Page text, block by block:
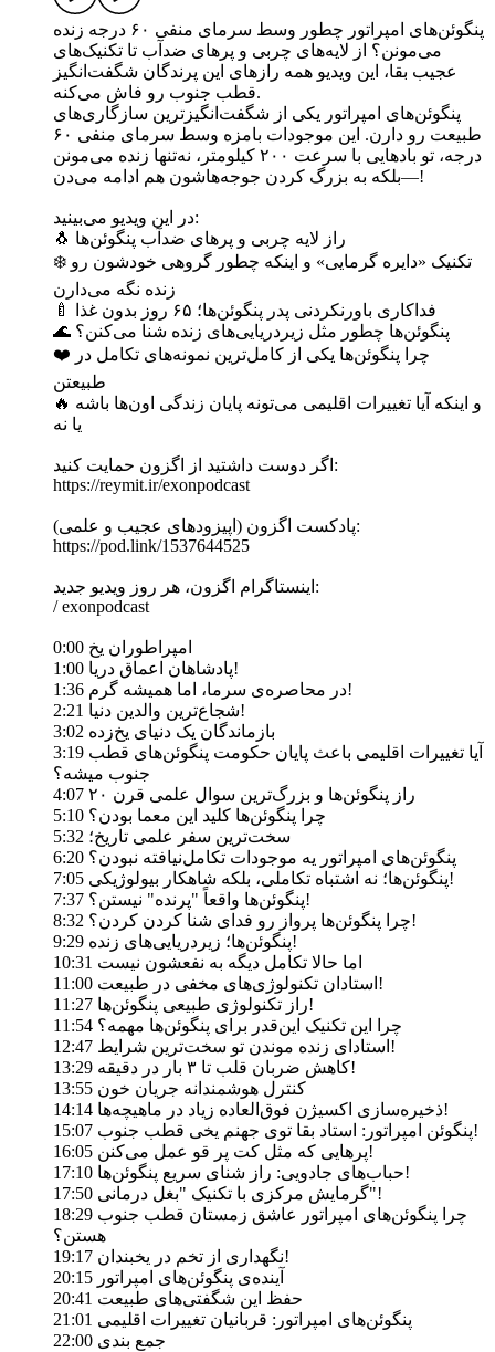
پنگوئن‌های امپراتور چطور وسط سرمای منفی ۶۰ درجه زنده
می‌مونن؟ از لایه‌های چربی و پرهای ضدآب تا تکنیک‌های
عجیب بقا، این ویدیو همه رازهای این پرندگان شگفت‌انگیز
قطب جنوب رو فاش می‌کنه.
پنگوئن‌های امپراتور یکی از شگفت‌انگیزترین سازگاری‌های
طبیعت رو دارن. این موجودات بامزه وسط سرمای منفی ۶۰
درجه، تو بادهایی با سرعت ۲۰۰ کیلومتر، نه‌تنها زنده می‌مونن
—بلکه به بزرگ کردن جوجه‌هاشون هم ادامه می‌دن!
در این ویدیو می‌بینید:
🐧 راز لایه چربی و پرهای ضدآب پنگوئن‌ها
❄️ تکنیک «دایره گرمایی» و اینکه چطور گروهی خودشون رو
زنده نگه می‌دارن
🍼 فداکاری باورنکردنی پدر پنگوئن‌ها؛ ۶۵ روز بدون غذا
🌊 پنگوئن‌ها چطور مثل زیردریایی‌های زنده شنا می‌کنن؟
❤️ چرا پنگوئن‌ها یکی از کامل‌ترین نمونه‌های تکامل در
طبیعتن
🔥 و اینکه آیا تغییرات اقلیمی می‌تونه پایان زندگی اون‌ها باشه
یا نه
اگر دوست داشتید از اگزون حمایت کنید:
https://reymit.ir/exonpodcast
پادکست اگزون (اپیزودهای عجیب و علمی):
https://pod.link/1537644525
اینستاگرام اگزون، هر روز ویدیو جدید:
/ exonpodcast
0:00 امپراطوران یخ
1:00 پادشاهان اعماق دریا!
1:36 در محاصره‌ی سرما، اما همیشه گرم!
2:21 شجاع‌ترین والدین دنیا!
3:02 بازماندگان یک دنیای یخ‌زده
3:19 آیا تغییرات اقلیمی باعث پایان حکومت پنگوئن‌های قطب
جنوب میشه؟
4:07 راز پنگوئن‌ها و بزرگ‌ترین سوال علمی قرن ۲۰
5:10 چرا پنگوئن‌ها کلید این معما بودن؟
5:32 سخت‌ترین سفر علمی تاریخ؛
6:20 پنگوئن‌های امپراتور یه موجودات تکامل‌نیافته نبودن؟
7:05 پنگوئن‌ها؛ نه اشتباه تکاملی، بلکه شاهکار بیولوژیکی!
7:37 پنگوئن‌ها واقعاً "پرنده" نیستن؟!
8:32 چرا پنگوئن‌ها پرواز رو فدای شنا کردن کردن؟!
9:29 پنگوئن‌ها؛ زیردریایی‌های زنده!
10:31 اما حالا تکامل دیگه به نفعشون نیست
11:00 استادان تکنولوژی‌های مخفی در طبیعت!
11:27 راز تکنولوژی طبیعی پنگوئن‌ها!
11:54 چرا این تکنیک این‌قدر برای پنگوئن‌ها مهمه؟
12:47 استادای زنده موندن تو سخت‌ترین شرایط!
13:29 کاهش ضربان قلب تا ۳ بار در دقیقه!
13:55 کنترل هوشمندانه جریان خون
14:14 ذخیره‌سازی اکسیژن فوق‌العاده زیاد در ماهیچه‌ها!
15:07 پنگوئن امپراتور: استاد بقا توی جهنم یخی قطب جنوب!
16:05 پرهایی که مثل کت پر قو عمل می‌کنن!
17:10 حباب‌های جادویی: راز شنای سریع پنگوئن‌ها!
17:50 گرمایش مرکزی با تکنیک "بغل درمانی"!
18:29 چرا پنگوئن‌های امپراتور عاشق زمستان قطب جنوب
هستن؟
19:17 نگهداری از تخم در یخبندان!
20:15 آینده‌ی پنگوئن‌های امپراتور
20:41 حفظ این شگفتی‌های طبیعت
21:01 پنگوئن‌های امپراتور: قربانیان تغییرات اقلیمی
22:00 جمع بندی